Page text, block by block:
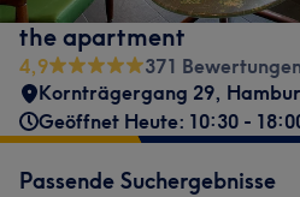
the apartment
4,9
371
Kornträgergang 29,
Geöffnet Heute: 10:30 -
Passende Suchergebnisse